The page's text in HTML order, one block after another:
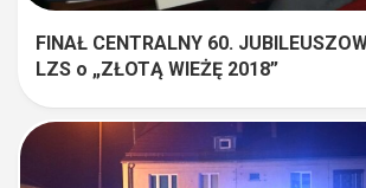
FINAŁ CENTRALNY 60.
LZS o „ZŁOTĄ WIEŻĘ 2018”